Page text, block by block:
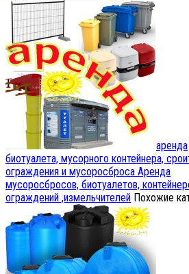
аренда
биотуалета, мусорного контейнера,
ограждения и мусоросброса Аренда
мусоросбросов, биотуалетов,
ограждений ,измельчителей Похожие